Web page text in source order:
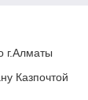
г.Алматы
Казпочтой